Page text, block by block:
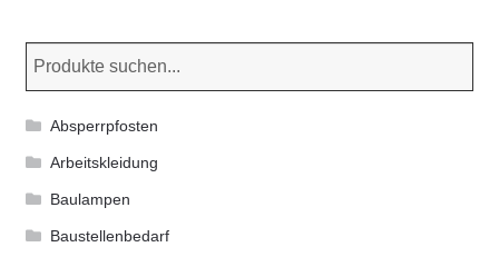
Absperrpfosten
Arbeitskleidung
Baulampen
Baustellenbedarf